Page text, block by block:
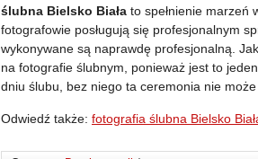
ślubna Bielsko Biała to spełnienie marzeń
fotografowie posługują się profesjonalnym
wykonywane są naprawdę profesjonalną.
na fotografie ślubnym, ponieważ jest to
dniu ślubu, bez niego ta ceremonia nie może
Odwiedź także: fotografia ślubna Bielsko